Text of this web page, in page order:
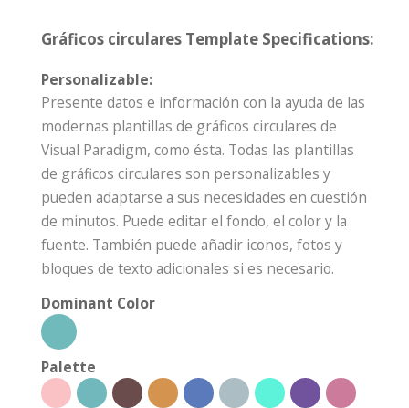
Gráficos circulares Template Specifications:
Personalizable:
Presente datos e información con la ayuda de las
modernas plantillas de gráficos circulares de
Visual Paradigm, como ésta. Todas las plantillas
de gráficos circulares son personalizables y
pueden adaptarse a sus necesidades en cuestión
de minutos. Puede editar el fondo, el color y la
fuente. También puede añadir iconos, fotos y
bloques de texto adicionales si es necesario.
Dominant Color
Palette